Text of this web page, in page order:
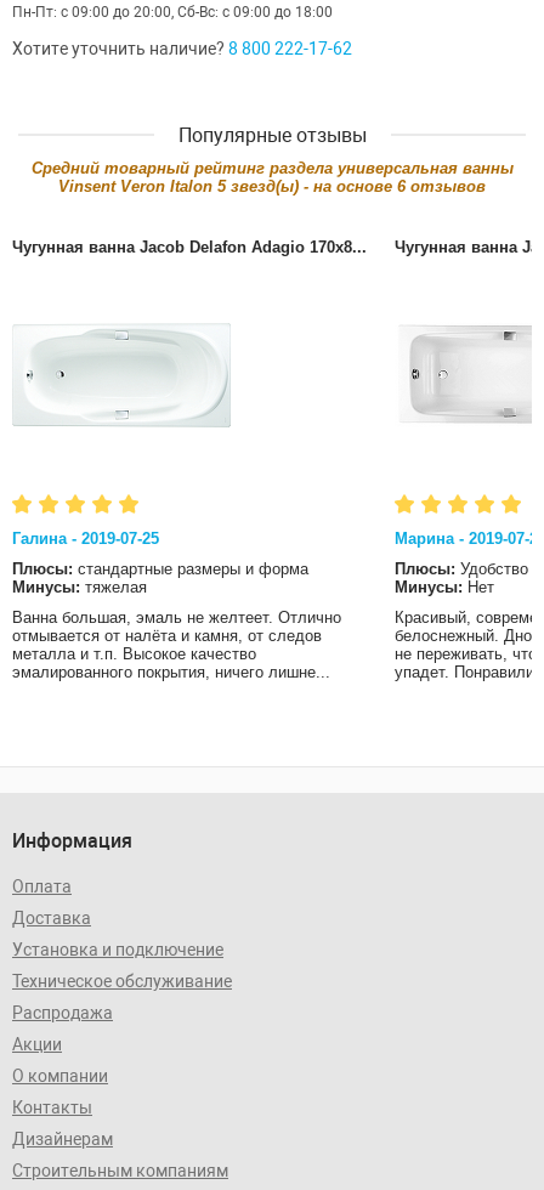
Пн-Пт: с 09:00 до 20:00, Сб-Вс: с 09:00 до 18:00
Хотите уточнить наличие? 8 800 222-17-62
Популярные отзывы
Cредний товарный рейтинг раздела универсальная ванны
Vinsent Veron Italon 5звезд(ы) - на основе 6отзывов
Чугунная ванна Jacob Delafon Adagio 170x8...
Галина - 2019-07-25
Плюсы: стандартные размеры и форма
Минусы: тяжелая
Ванна большая, эмаль не желтеет. Отлично
отмывается от налёта и камня, от следов
металла и т.п. Высокое качество
эмалированного покрытия, ничего лишне...
Чугунная ванна
Марина - 2019-07-
Плюсы: Удобство
Минусы: Нет
Красивый,
белоснежный. Дно
не переживать, что
упадет.
Информация
Оплата
Доставка
Установка и подключение
Техническое обслуживание
Распродажа
Акции
О компании
Контакты
Дизайнерам
Строительным компаниям